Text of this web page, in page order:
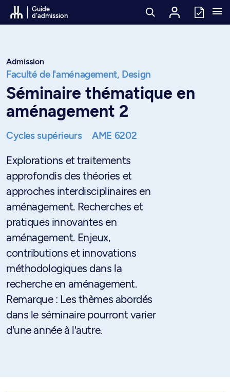
Passer au contenu
Guide
d'admission
Admission
Faculté de l'aménagement, Design
Séminaire thématique en
aménagement 2
Cycles supérieurs AME 6202
Explorations et traitements
approfondis des théories et
approches interdisciplinaires en
aménagement. Recherches et
pratiques innovantes en
aménagement. Enjeux,
contributions et innovations
méthodologiques dans la
recherche en aménagement.
Remarque : Les thèmes abordés
dans le séminaire pourront varier
d'une année à l'autre.